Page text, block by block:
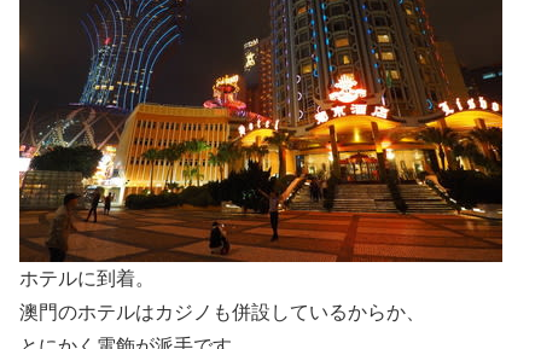
ホテルに到着。
澳門のホテルはカジノも併設しているからか、